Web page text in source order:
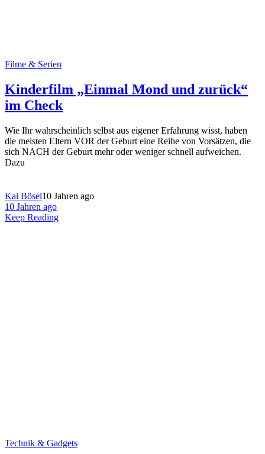
Filme & Serien
Kinderfilm „Einmal Mond und zurück“
im Check
Wie Ihr wahrscheinlich selbst aus eigener Erfahrung wisst, haben
die meisten Eltern VOR der Geburt eine Reihe von Vorsätzen, die
sich NACH der Geburt mehr oder weniger schnell aufweichen.
Dazu
Kai Bösel10 Jahren ago
10 Jahren ago
Keep Reading
Technik & Gadgets